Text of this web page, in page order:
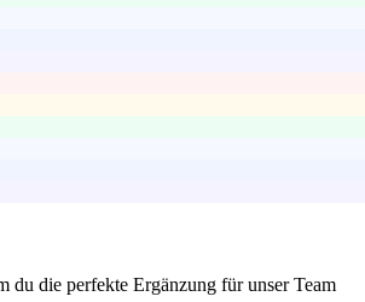
die perfekte Ergänzung für unser Team